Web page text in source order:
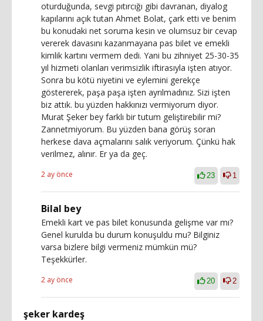
oturduğunda, sevgi pıtırcığı gibi davranan, diyalog
kapılarını açık tutan Ahmet Bolat, çark etti ve benim
bu konudaki net soruma kesin ve olumsuz bir cevap
vererek davasını kazanmayana pas bilet ve emekli
kimlik kartını vermem dedi. Yani bu zihniyet 25-30-35
yıl hizmeti olanları verimsizlik iftirasıyla işten atıyor.
Sonra bu kötü niyetini ve eylemini gerekçe
göstererek, paşa paşa işten ayrılmadınız. Sizi işten
biz attık. bu yüzden hakkınızı vermiyorum diyor.
Murat Şeker bey farklı bir tutum geliştirebilir mi?
Zannetmiyorum. Bu yüzden bana görüş soran
herkese dava açmalarını salık veriyorum. Çünkü hak
verilmez, alınır. Er ya da geç.
2 ay önce 23 1
Bilal bey
Emekli kart ve pas bilet konusunda gelişme var mı?
Genel kurulda bu durum konuşuldu mu? Bilginiz
varsa bizlere bilgi vermeniz mümkün mü?
Teşekkürler.
2 ay önce 20 2
şeker kardeş